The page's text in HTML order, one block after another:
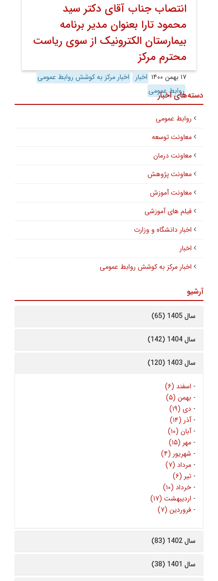
انتصاب جناب آقای دکتر سید
محمود تارا بعنوان مدیر برنامه
بیمارستان الکترونیک از سوی ریاست
محترم مرکز
۱۷ بهمن ۱۴۰۰ اخبار
اخبار مرکز به کوشش روابط عمومی
روابط عمومی
دسته‌های اخبار
روابط عمومی
معاونت توسعه
معاونت درمان
معاونت پژوهش
معاونت آموزش
فیلم های آموزشی
اخبار دانشگاه و وزارت
اخبار
اخبار مرکز به کوشش روابط عمومی
آرشیو
سال 1405 (65)
سال 1404 (142)
سال 1403 (120)
- اسفند (۶)
- بهمن (۵)
- دی (۱۹)
-آذر (۱۴)
-آبان (۱۰)
- مهر (۱۵)
- شهریور (۴)
- مرداد (۷)
- تیر (۶)
- خرداد (۱۰)
- اردیبهشت (۱۷)
- فروردین (۷)
سال 1402 (83)
سال 1401 (38)